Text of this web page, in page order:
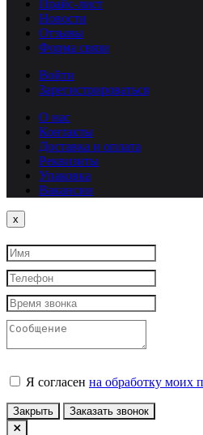
Прайс-лист
Новости
Отзывы
Форма связи
Войти
Зарегистрироваться
О нас
Контакты
Доставка и оплата
Реквизиты
Упаковка
Вакансии
x
Я согласен на обработку моих
Закрыть Заказать звонок